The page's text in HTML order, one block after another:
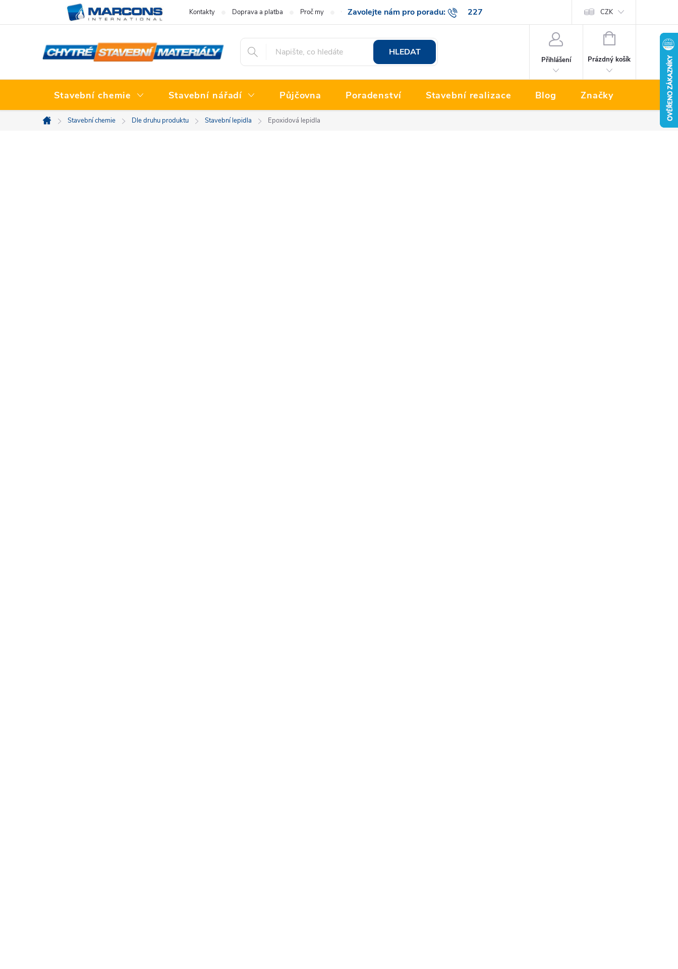
227
777 222
Kontakty Doprava a platba Proč my O nás Hodnocení obchodu Prodávané značky CZK
HLEDAT
Přihlášení
NÁKUPNÍ
Prázdný košík
Stavební chemie Stavební nářadí Půjčovna Poradenství Stavební realizace Blog Značky
Domů
Stavební chemie Dle druhu produktu Stavební lepidla Epoxidová lepidla